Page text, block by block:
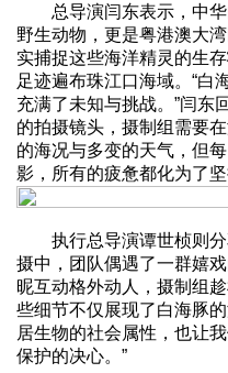
总导演闫东表示，中华
野生动物，更是粤港澳大
实捕捉这些海洋精灵的生
足迹遍布珠江口海域。“白
充满了未知与挑战。”闫东
的拍摄镜头，摄制组需要
的海况与多变的天气，但
影，所有的疲惫都化为了坚
执行总导演谭世桢则分
摄中，团队偶遇了一群嬉
昵互动格外动人，摄制组
些细节不仅展现了白海豚
居生物的社会属性，也让
保护的决心。”